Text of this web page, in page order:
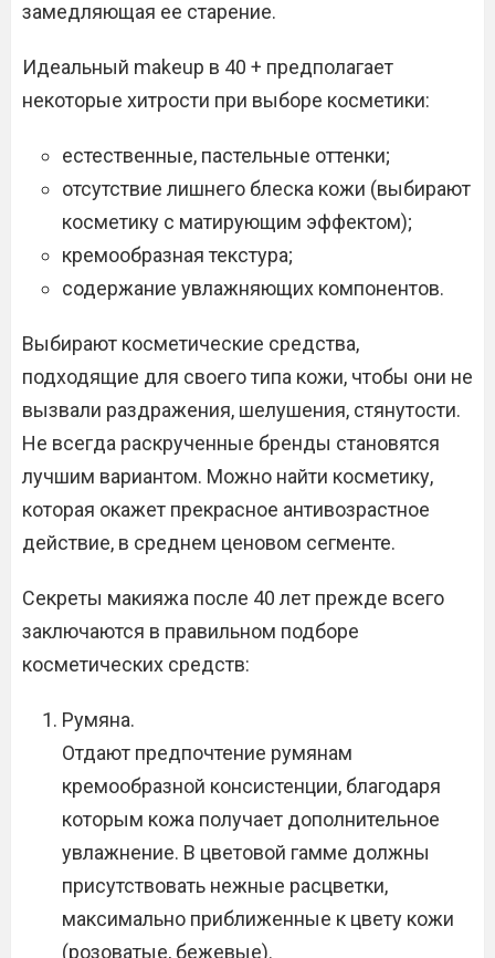
замедляющая ее старение.
Идеальный makeup в 40 + предполагает
некоторые хитрости при выборе косметики:
естественные, пастельные оттенки;
отсутствие лишнего блеска кожи (выбирают
косметику с матирующим эффектом);
кремообразная текстура;
содержание увлажняющих компонентов.
Выбирают косметические средства,
подходящие для своего типа кожи, чтобы они не
вызвали раздражения, шелушения, стянутости.
Не всегда раскрученные бренды становятся
лучшим вариантом. Можно найти косметику,
которая окажет прекрасное антивозрастное
действие, в среднем ценовом сегменте.
Секреты макияжа после 40 лет прежде всего
заключаются в правильном подборе
косметических средств:
Румяна.
Отдают предпочтение румянам
кремообразной консистенции, благодаря
которым кожа получает дополнительное
увлажнение. В цветовой гамме должны
присутствовать нежные расцветки,
максимально приближенные к цвету кожи
(розоватые, бежевые).